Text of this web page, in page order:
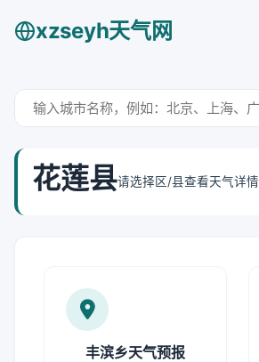
xzseyh天气网
花莲县请选择区/县查看天气详情
丰滨乡天气预报